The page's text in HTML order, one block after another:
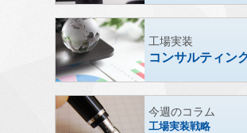
工場実装
コンサルティン
今週のコラム
工場実装戦略